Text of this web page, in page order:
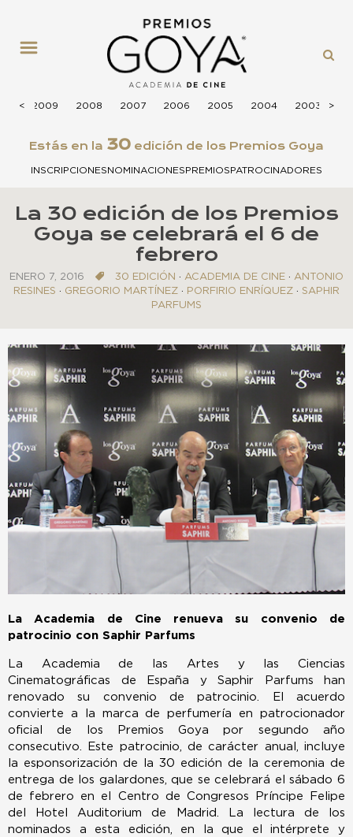
<
< 2009 2008 2007 2006 2005 2004 2003 >
>
Estás en la 30 edición de los Premios Goya
INSCRIPCIONESNOMINACIONESPREMIOSPATROCINADORES
La 30 edición de los Premios
Goya se celebrará el 6 de
febrero
ENERO 7, 2016 30 EDICIÓN · ACADEMIA DE CINE · ANTONIO
RESINES · GREGORIO MARTÍNEZ · PORFIRIO ENRÍQUEZ · SAPHIR
PARFUMS
La Academia de Cine renueva su convenio de
patrocinio con Saphir Parfums
La Academia de las Artes y las Ciencias
Cinematográficas de España y Saphir Parfums han
renovado su convenio de patrocinio. El acuerdo
convierte a la marca de perfumería en patrocionador
oficial de los Premios Goya por segundo año
consecutivo. Este patrocinio, de carácter anual, incluye
la esponsorización de la 30 edición de la ceremonia de
entrega de los galardones, que se celebrará el sábado 6
de febrero en el Centro de Congresos Príncipe Felipe
del Hotel Auditorium de Madrid. La lectura de los
nominados a esta edición, en la que el intérprete y